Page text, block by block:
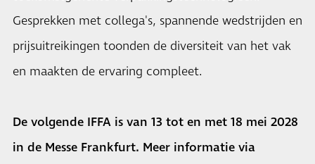
Gesprekken met collega's, spannende wedstrijden en
prijsuitreikingen toonden de diversiteit van het vak
en maakten de ervaring compleet.
De volgende IFFA is van 13 tot en met 18 mei 2028
in de Messe Frankfurt. Meer informatie via